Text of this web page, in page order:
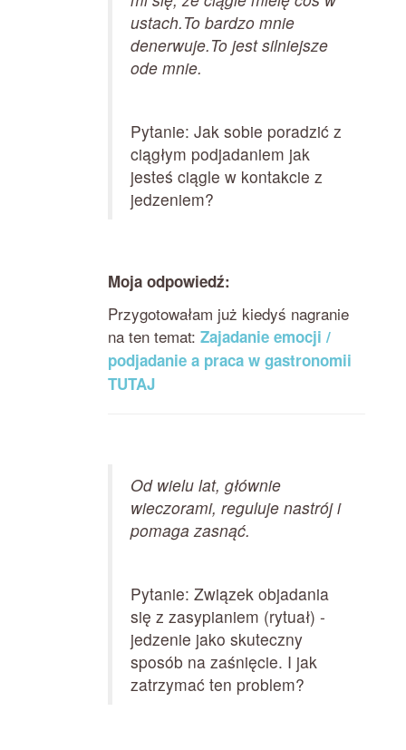
ustach.To bardzo mnie
denerwuje.To jest silniejsze
ode mnie.
Pytanie: Jak sobie poradzić z
ciągłym podjadaniem jak
jesteś ciągle w kontakcie z
jedzeniem?
Moja odpowiedź:
Przygotowałam już kiedyś nagranie
na ten temat: Zajadanie emocji /
podjadanie a praca w gastronomii
TUTAJ
Od wielu lat, głównie
wieczorami, reguluje nastrój i
pomaga zasnąć.
Pytanie: Związek objadania
się z zasypianiem (rytuał) -
jedzenie jako skuteczny
sposób na zaśnięcie. I jak
zatrzymać ten problem?